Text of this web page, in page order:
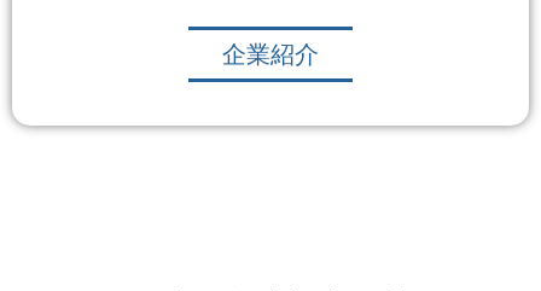
企業紹介